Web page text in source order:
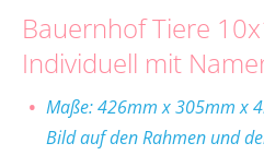
Bauernhof Tiere
Individuell mit
Maße:426mm x 305mmx
Bild auf den Rahmen und